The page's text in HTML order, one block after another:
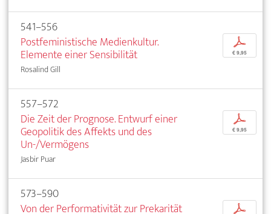
541–556
Postfeministische Medienkultur.
Elemente einer Sensibilität
Rosalind Gill
p
€ 9,95
557–572
Die Zeit der Prognose. Entwurf einer
Geopolitik des Affekts und des
Un-/Vermögens
Jasbir Puar
p
€ 9,95
573–590
Von der Performativität zur Prekarität
p